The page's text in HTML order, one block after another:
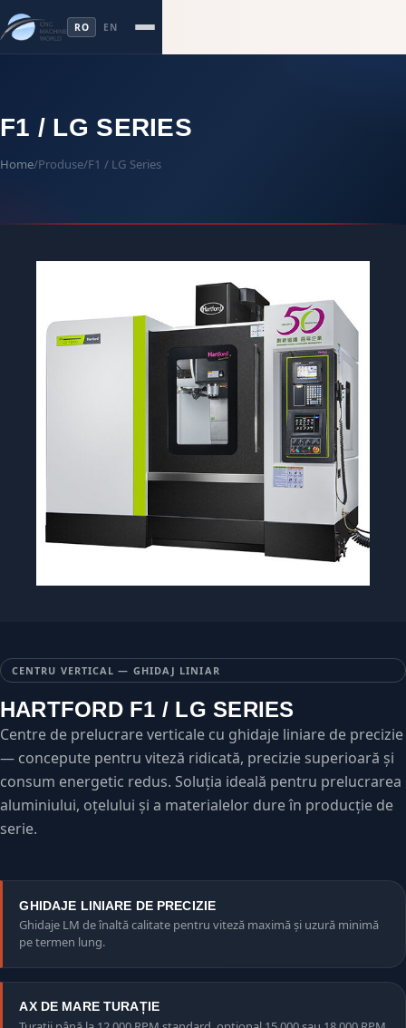
RO EN
F1 / LG SERIES
Home/Produse/F1 / LG Series
CENTRU VERTICAL — GHIDAJ LINIAR
HARTFORD F1 / LG SERIES
Centre de prelucrare verticale cu ghidaje liniare de precizie
— concepute pentru viteză ridicată, precizie superioară și
consum energetic redus. Soluția ideală pentru prelucrarea
aluminiului, oțelului și a materialelor dure în producție de
serie.
GHIDAJE LINIARE DE PRECIZIE
Ghidaje LM de înaltă calitate pentru viteză maximă și uzură minimă
pe termen lung.
AX DE MARE TURAȚIE